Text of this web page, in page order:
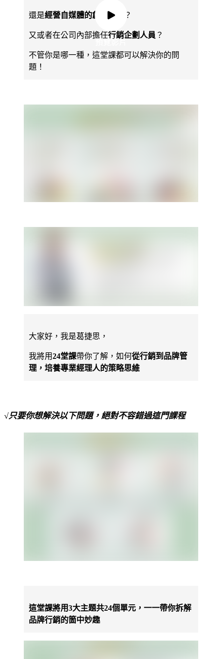
預覽影片
還是經營自媒體的創業人士 ？
又或者在公司內部擔任行銷企劃人員 ？
不管你是哪一種，這堂課都可以解決你的問
題！
大家好，我是葛捷思，
我將用24堂課帶你了解，如何從行銷到品牌管
理，培養專業經理人的策略思維
√只要你想解決以下問題，絕對不容錯過這門課程
這堂課將用3大主題共24個單元，一一帶你拆解
品牌行銷的箇中妙趣
預覽影片